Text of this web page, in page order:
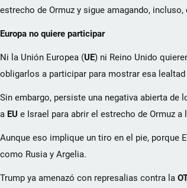
estrecho de Ormuz y sigue amagando,
Europa no quiere participar
Ni la Unión Europea (UE) ni Reino Unido
obligarlos a participar para mostrar esa
Sin embargo, persiste una negativa abierta de
a EU e Israel para abrir el estrecho de Ormuz
Aunque eso implique un tiro en el pie, porque
como Rusia y Argelia.
Trump ya amenazó con represalias contra la